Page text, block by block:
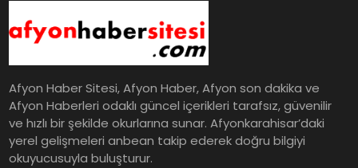
Afyon Haber Sitesi, Afyon Haber, Afyon son dakika ve
Afyon Haberleri odaklı güncel içerikleri tarafsız, güvenilir
ve hızlı bir şekilde okurlarına sunar. Afyonkarahisar’daki
yerel gelişmeleri anbean takip ederek doğru bilgiyi
okuyucusuyla buluşturur.